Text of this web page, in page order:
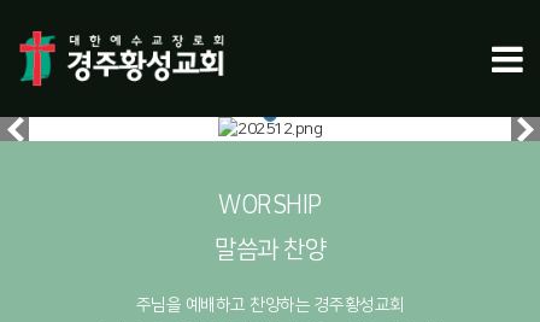
WORSHIP
말씀과 찬양
주님을 예배하고 찬양하는 경주황성교회